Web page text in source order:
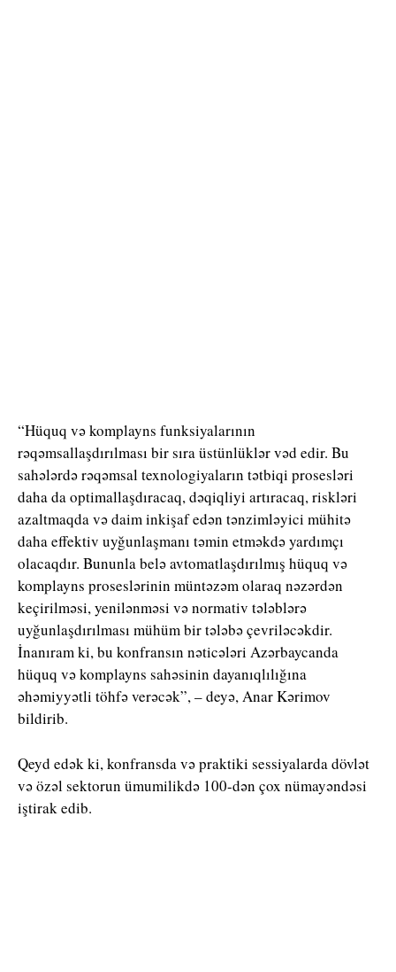
“Hüquq və komplayns funksiyalarının
rəqəmsallaşdırılması bir sıra üstünlüklər vəd edir. Bu
sahələrdə rəqəmsal texnologiyaların tətbiqi prosesləri
daha da optimallaşdıracaq, dəqiqliyi artıracaq, riskləri
azaltmaqda və daim inkişaf edən tənzimləyici mühitə
daha effektiv uyğunlaşmanı təmin etməkdə yardımçı
olacaqdır. Bununla belə avtomatlaşdırılmış hüquq və
komplayns proseslərinin müntəzəm olaraq nəzərdən
keçirilməsi, yenilənməsi və normativ tələblərə
uyğunlaşdırılması mühüm bir tələbə çevriləcəkdir.
İnanıram ki, bu konfransın nəticələri Azərbaycanda
hüquq və komplayns sahəsinin dayanıqlılığına
əhəmiyyətli töhfə verəcək”, – deyə, Anar Kərimov
bildirib.
Qeyd edək ki, konfransda və praktiki sessiyalarda dövlət
və özəl sektorun ümumilikdə 100-dən çox nümayəndəsi
iştirak edib.